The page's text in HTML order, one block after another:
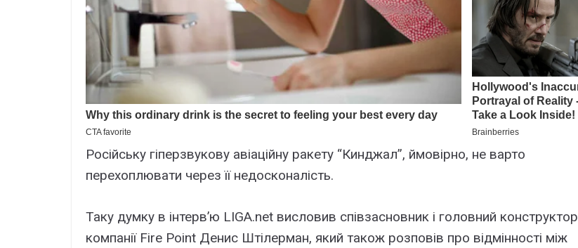
Російську гіперзвукову авіаційну ракету “Кинджал”, ймовірно, не варто
перехоплювати через її недосконалість.
Таку думку в інтерв’ю LIGA.net висловив співзасновник і головний конструктор
компанії Fire Point Денис Штілерман, який також розповів про відмінності між